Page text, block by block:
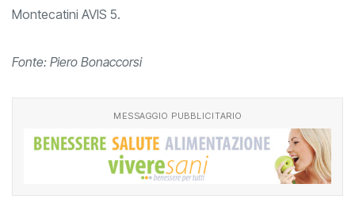
Montecatini AVIS 5.
Fonte: Piero Bonaccorsi
MESSAGGIO PUBBLICITARIO